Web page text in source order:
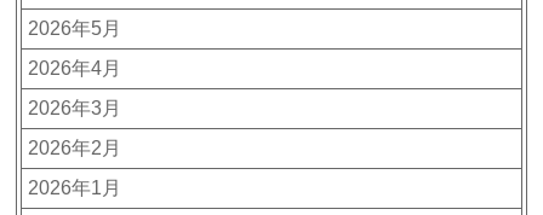
2026年5月
2026年4月
2026年3月
2026年2月
2026年1月